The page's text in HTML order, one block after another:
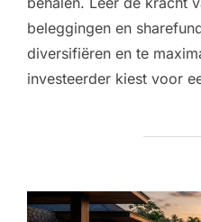
beleggingen en
diversifiëren en te
investeerder kiest voor